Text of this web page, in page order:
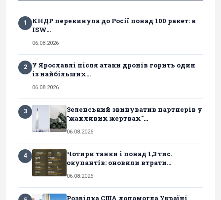
1
КНДР перекинула до Росії понад 100 ракет: в
ISW...
06.08.2026
2
У Ярославлі після атаки дронів горить один
із найбільших...
06.08.2026
3
Зеленський звинуватив партнерів у
"жахливих жертвах"...
06.08.2026
4
Чотири танки і понад 1,3 тис.
окупантів: оновили втрати...
06.08.2026
Розвідка США допомогла Україні